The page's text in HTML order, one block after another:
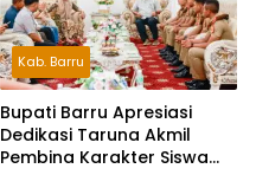
Kab. Barru
Bupati Barru Apresiasi
Dedikasi Taruna Akmil
Pembina Karakter Siswa